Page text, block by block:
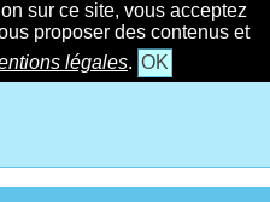
sur ce site, vous acceptez
proposer des contenus et
légales. OK